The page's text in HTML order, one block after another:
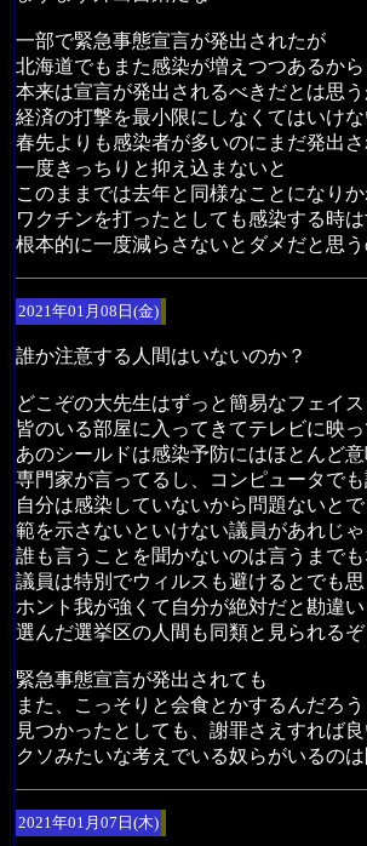
一部で緊急事態宣言が発出されたが
北海道でもまた感染が増えつつあるから
本来は宣言が発出されるべきだとは思
経済の打撃を最小限にしなくてはいけ
春先よりも感染者が多いのにまだ発出
一度きっちりと抑え込まないと
このままでは去年と同様なことになり
ワクチンを打ったとしても感染する時
根本的に一度減らさないとダメだと思
2021年01月08日(金)
誰か注意する人間はいないのか？
どこぞの大先生はずっと簡易なフェイ
皆のいる部屋に入ってきてテレビに映
あのシールドは感染予防にはほとんど
専門家が言ってるし、コンピュータで
自分は感染していないから問題ないと
範を示さないといけない議員があれじ
誰も言うことを聞かないのは言うまで
議員は特別でウィルスも避けるとでも
ホント我が強くて自分が絶対だと勘違
選んだ選挙区の人間も同類と見られる
緊急事態宣言が発出されても
また、こっそりと会食とかするんだろ
見つかったとしても、謝罪さえすれば
クソみたいな考えでいる奴らがいるの
2021年01月07日(木)